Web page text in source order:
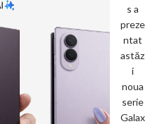
s a
preze
ntat
astăz
i
noua
serie
Galax